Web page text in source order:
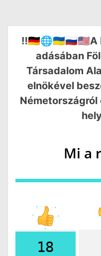
‼️🇩🇪🌐🇺🇦🇷🇺🇺🇸A
adásában
Társadalom
elnökével
Mi a
18